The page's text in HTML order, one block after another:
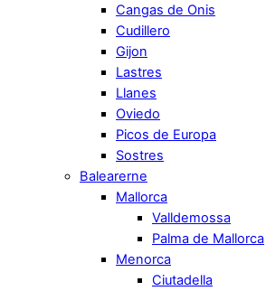
Cangas de Onis
Cudillero
Gijon
Lastres
Llanes
Oviedo
Picos de Europa
Sostres
Balearerne
Mallorca
Valldemossa
Palma de Mallorca
Menorca
Ciutadella